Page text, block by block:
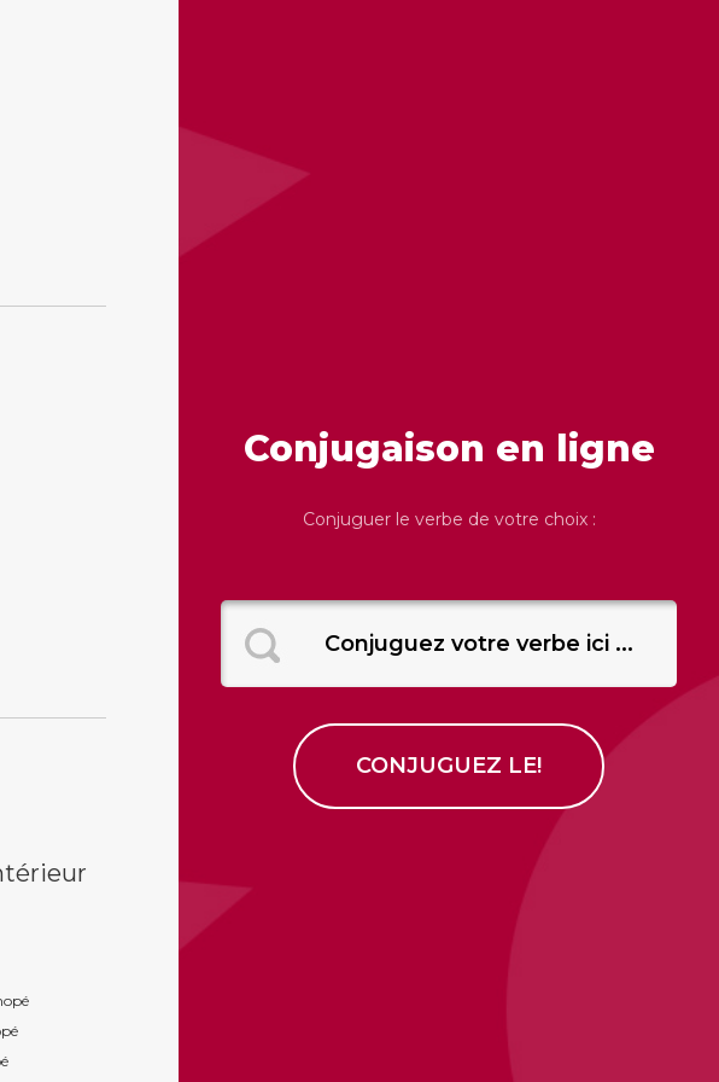
é
é
é
Conjugaison en ligne
Conjuguer le verbe de votre choix :